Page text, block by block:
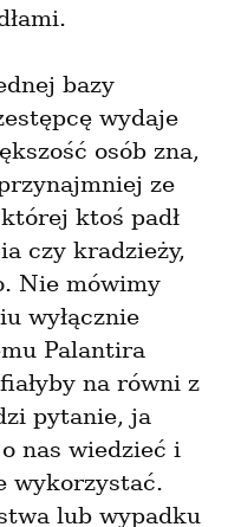
bazy
wydaje
osób zna,
ze
ktoś padł
czy kradzieży,
Nie mówimy
wyłącznie
Palantira
na równi z
pytanie, ja
nas wiedzieć i
wykorzystać.
lub wypadku